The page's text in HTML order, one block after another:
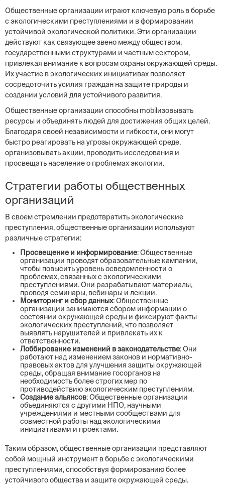
Общественные организации играют ключевую роль в борьбе
с экологическими преступлениями и в формировании
устойчивой экологической политики. Эти организации
действуют как связующее звено между обществом,
государственными структурами и частным сектором,
привлекая внимание к вопросам охраны окружающей среды.
Их участие в экологических инициативах позволяет
сосредоточить усилия граждан на защите природы и
создании условий для устойчивого развития.
Общественные организации способны mobilизовывать
ресурсы и объединять людей для достижения общих целей.
Благодаря своей независимости и гибкости, они могут
быстро реагировать на угрозы окружающей среде,
организовывать акции, проводить исследования и
просвещать население о проблемах экологии.
Стратегии работы общественных
организаций
В своем стремлении предотвратить экологические
преступления, общественные организации используют
различные стратегии:
Просвещение и информирование: Общественные
организации проводят образовательные кампании,
чтобы повысить уровень осведомленности о
проблемах, связанных с экологическими
преступлениями. Они разрабатывают материалы,
проводя семинары, вебинары и лекции.
Мониторинг и сбор данных: Общественные
организации занимаются сбором информации о
состоянии окружающей среды и фиксируют факты
экологических преступлений, что позволяет
выявлять нарушителей и привлекать их к
ответственности.
Лоббирование изменений в законодательстве: Они
работают над изменением законов и нормативно-
правовых актов для улучшения защиты окружающей
среды, обращая внимание госорганов на
необходимость более строгих мер по
противодействию экологическим преступлениям.
Создание альянсов: Общественные организации
объединяются с другими НПО, научными
учреждениями и местными сообществами для
совместной работы над экологическими
инициативами и проектами.
Таким образом, общественные организации представляют
собой мощный инструмент в борьбе с экологическими
преступлениями, способствуя формированию более
устойчивого общества и защите окружающей среды.